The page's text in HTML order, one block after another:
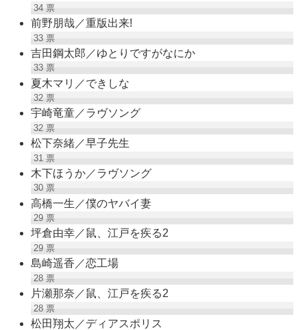
34票
前野朋哉／重版出来!
33票
吉田鋼太郎／ゆとりですがなにか
33票
夏木マリ／できしな
32票
宇崎竜童／ラヴソング
32票
松下奈緒／早子先生
31票
木下ほうか／ラヴソング
30票
高橋一生／僕のヤバイ妻
29票
坪倉由幸／鼠、江戸を疾る2
29票
島崎遥香／恋工場
28票
片瀬那奈／鼠、江戸を疾る2
28票
松田翔太／ディアスポリス